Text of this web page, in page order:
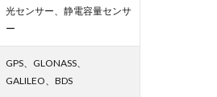
光センサー、静電容量センサ
ー
GPS、GLONASS、
GALILEO、BDS